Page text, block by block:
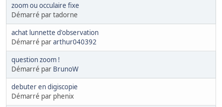
zoom ou occulaire fixe
Démarré par tadorne
achat lunnette d'observation
Démarré pararthur040392
question zoom !
Démarré par BrunoW
debuter en digiscopie
Démarré par phenix